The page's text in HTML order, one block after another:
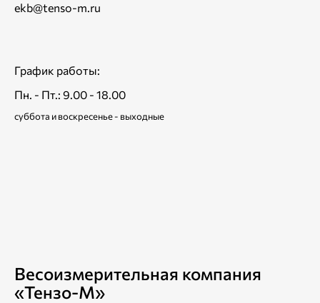
ekb@tenso-m.ru
График работы:
Пн. - Пт.: 9.00 - 18.00
суббота и воскресенье - выходные
Весоизмерительная компания
«Тензо-М»